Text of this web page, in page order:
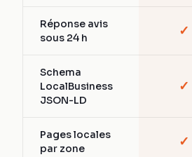
Réponse avis
sous 24 h
✓
Schema
LocalBusiness
JSON-LD
✓
Pages locales
par zone
✓